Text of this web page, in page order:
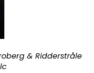
& Ridderstråle